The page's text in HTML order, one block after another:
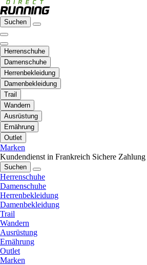
Suchen
Herrenschuhe
Damenschuhe
Herrenbekleidung
Damenbekleidung
Trail
Wandern
Ausrüstung
Ernährung
Outlet
Marken
Kundendienst in Frankreich Sichere Zahlung
Suchen
Herrenschuhe
Damenschuhe
Herrenbekleidung
Damenbekleidung
Trail
Wandern
Ausrüstung
Ernährung
Outlet
Marken